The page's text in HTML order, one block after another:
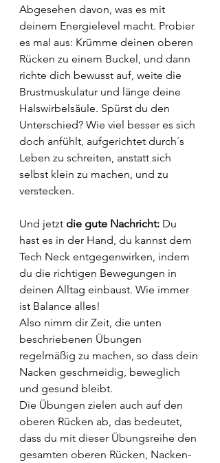
Abgesehen davon, was es mit
deinem Energielevel macht. Probier
es mal aus: Krümme deinen oberen
Rücken zu einem Buckel, und dann
richte dich bewusst auf, weite die
Brustmuskulatur und länge deine
Halswirbelsäule. Spürst du den
Unterschied? Wie viel besser es sich
doch anfühlt, aufgerichtet durch´s
Leben zu schreiten, anstatt sich
selbst klein zu machen, und zu
verstecken.
Und jetzt die gute Nachricht: Du
hast es in der Hand, du kannst dem
Tech Neck entgegenwirken, indem
du die richtigen Bewegungen in
deinen Alltag einbaust. Wie immer
ist Balance alles!
Also nimm dir Zeit, die unten
beschriebenen Übungen
regelmäßig zu machen, so dass dein
Nacken geschmeidig, beweglich
und gesund bleibt.
Die Übungen zielen auch auf den
oberen Rücken ab, das bedeutet,
dass du mit dieser Übungsreihe den
gesamten oberen Rücken, Nacken-